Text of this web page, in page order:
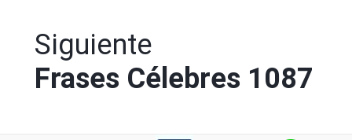
Siguiente
Frases Célebres 1087